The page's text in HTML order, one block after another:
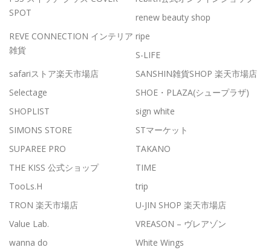
SPOT
renew beauty shop
REVE CONNECTION インテリア
雑貨
ripe
S-LIFE
safariストア楽天市場店
SANSHIN雑貨SHOP 楽天市場店
Selectage
SHOE・PLAZA(シュープラザ)
SHOPLIST
sign white
SIMONS STORE
STマーケット
SUPAREE PRO
TAKANO
THE KISS 公式ショップ
TIME
TooLs.H
trip
TRON 楽天市場店
U-JIN SHOP 楽天市場店
Value Lab.
VREASON – ヴレアゾン
wanna do
White Wings